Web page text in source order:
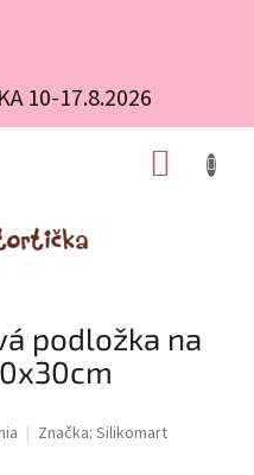
10-17.8.2026
podložka na
Značka: Silikomart